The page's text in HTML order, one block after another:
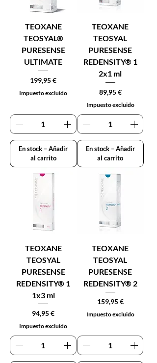
TEOXANE
TEOSYAL®
PURESENSE
ULTIMATE
Precio
199,95 €
Impuesto excluido
En stock – Añadir
al carrito
TEOXANE
TEOSYAL
PURESENSE
REDENSITY® 1
2x1 ml
Precio
89,95 €
Impuesto excluido
En stock – Añadir
al carrito
TEOXANE
TEOSYAL
PURESENSE
REDENSITY® 1
1x3 ml
Precio
94,95 €
Impuesto excluido
TEOXANE
TEOSYAL
PURESENSE
REDENSITY® 2
Precio
159,95 €
Impuesto excluido